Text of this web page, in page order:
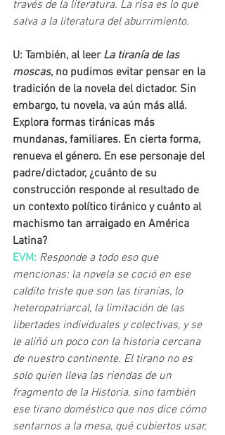
través de la literatura. La risa es lo que
salva a la literatura del aburrimiento.
U: También, al leer La tiranía de las
moscas, no pudimos evitar pensar en la
tradición de la novela del dictador. Sin
embargo, tu novela, va aún más allá.
Explora formas tiránicas más
mundanas, familiares. En cierta forma,
renueva el género. En ese personaje del
padre/dictador, ¿cuánto de su
construcción responde al resultado de
un contexto político tiránico y cuánto al
machismo tan arraigado en América
Latina?
EVM: Responde a todo eso que
mencionas: la novela se coció en ese
caldito triste que son las tiranías, lo
heteropatriarcal, la limitación de las
libertades individuales y colectivas, y se
le aliñó un poco con la historia cercana
de nuestro continente. El tirano no es
solo quien lleva las riendas de un
fragmento de la Historia, sino también
ese tirano doméstico que nos dice cómo
sentarnos a la mesa, qué cubiertos usar,